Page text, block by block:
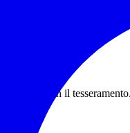
regola con il tesseramento.
tessera: